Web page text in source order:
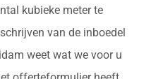
kubieke meter te
van de inboedel
weet wat we voor u